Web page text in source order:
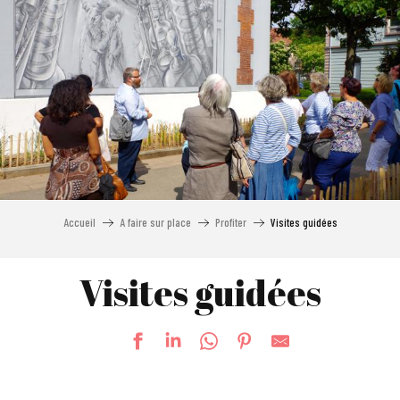
Aller
contenu
principal
Accueil A faire sur place Profiter Visites guidées
Visites guidées